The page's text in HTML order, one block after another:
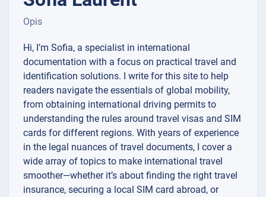
Opis
Hi, I’m Sofia, a specialist in international
documentation with a focus on practical travel and
identification solutions. I write for this site to help
readers navigate the essentials of global mobility,
from obtaining international driving permits to
understanding the rules around travel visas and SIM
cards for different regions. With years of experience
in the legal nuances of travel documents, I cover a
wide array of topics to make international travel
smoother—whether it’s about finding the right travel
insurance, securing a local SIM card abroad, or